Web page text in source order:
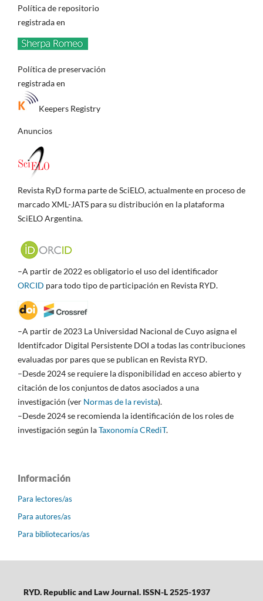
Política de repositorio
registrada en
Política de preservación
registrada en
Keepers Registry
Anuncios
Revista RyD forma parte de SciELO, actualmente en proceso de
marcado XML-JATS para su distribución en la plataforma
SciELO Argentina.
–A partir de 2022 es obligatorio el uso del identificador
ORCID para todo tipo de participación en Revista RYD.
–A partir de 2023 La Universidad Nacional de Cuyo asigna el
Identifcador Digital Persistente DOI a todas las contribuciones
evaluadas por pares que se publican en Revista RYD.
–Desde 2024 se requiere la disponibilidad en acceso abierto y
citación de los conjuntos de datos asociados a una
investigación (ver Normas de la revista).
–Desde 2024 se recomienda la identificación de los roles de
investigación según laTaxonomía CRediT.
Información
Para lectores/as
Para autores/as
Para bibliotecarios/as
RYD. Republic and Law Journal. ISSN-L 2525-1937